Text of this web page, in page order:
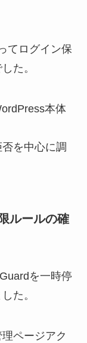
てログイン保
た。
本体
を中心に調
ルールの確
を一時停
た。
ページアク